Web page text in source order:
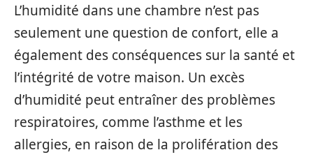
L’humidité dans une chambre n’est pas
seulement une question de confort, elle a
également des conséquences sur la santé et
l’intégrité de votre maison. Un excès
d’humidité peut entraîner des problèmes
respiratoires, comme l’asthme et les
allergies, en raison de la prolifération des